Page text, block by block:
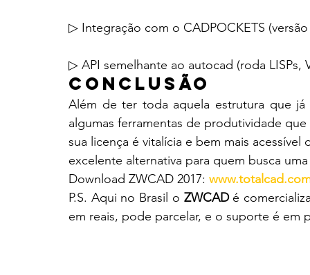
▷ Integração com o CADPOCKETS
▷ API semelhante ao autocad (roda LISPs,
Conclusão
Além de ter toda aquela estrutura que
algumas ferramentas de produtividade
sua licença é vitalícia e bem mais
excelente alternativa para quem busca
Download ZWCAD 2017:
P.S. Aqui no Brasil o ZWCAD é
em reais, pode parcelar, e o suporte é em